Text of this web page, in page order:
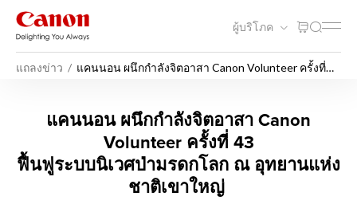
ผู้บริโภค
แถลงข่าว
แคนนอน ผนึกกำลังจิตอาสา Canon Volunteer ครั้งที่
แคนนอน ผนึกกำลังจิตอาสา
แคนนอน ผนึกกำลังจิตอาสา Canon
Volunteer ครั้งที่ 43
ฟื้นฟูระบบนิเวศป่ามรดกโลก ณ อุทยานแห่ง
ชาติเขาใหญ่